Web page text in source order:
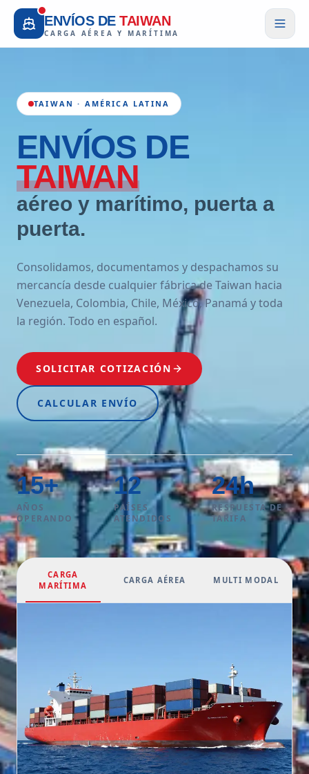
ENVÍOS DE TAIWAN
CARGA AÉREA Y MARÍTIMA
TAIWAN · AMÉRICA LATINA
ENVÍOS DE
TAIWAN
aéreo y marítimo, puerta a
puerta.
Consolidamos, documentamos y despachamos su
mercancía desde cualquier fábrica de Taiwan hacia
Venezuela, Colombia, Chile, México, Panamá y toda
la región. Todo en español.
SOLICITAR COTIZACIÓN
CALCULAR ENVÍO
15+
AÑOS
OPERANDO
12
PAÍSES
ATENDIDOS
24h
RESPUESTA DE
TARIFA
CARGA
MARÍTIMA
CARGA AÉREA MULTI MODAL